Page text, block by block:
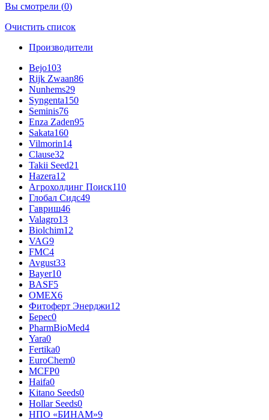
Вы смотрели (0)
Очистить список
Производители
Bejo103
Rijk Zwaan86
Nunhems29
Syngenta150
Seminis76
Enza Zaden95
Sakata160
Vilmorin14
Clause32
Takii Seed21
Hazera12
Агрохолдинг Поиск110
Глобал Сидс49
Гавриш46
Valagro13
Biolchim12
VAG9
FMC4
Avgust33
Bayer10
BASF5
OMEX6
Фитоферт Энерджи12
Берес0
PharmBioMed4
Yara0
Fertika0
EuroChem0
MCFP0
Haifa0
Kitano Seeds0
Hollar Seeds0
НПО «БИНАМ»9